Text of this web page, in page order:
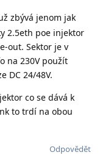
zbývá jenom jak
2.5eth poe injektor
out. Sektor je v
na 230V použít
DC 24/48V.
co se dává k
to trdí na obou
Odpovědět